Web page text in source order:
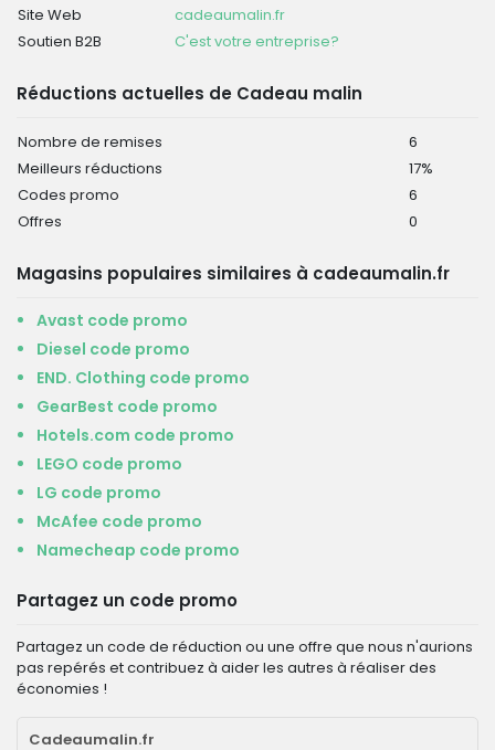
Site Web
cadeaumalin.fr
Soutien B2B
C'est votre entreprise?
Réductions actuelles de Cadeau malin
Nombre de remises
6
Meilleurs réductions
17%
Codes promo
6
Offres
0
Magasins populaires similaires à cadeaumalin.fr
Avast code promo
Diesel code promo
END. Clothing code promo
GearBest code promo
Hotels.com code promo
LEGO code promo
LG code promo
McAfee code promo
Namecheap code promo
Partagez un code promo
Partagez un code de réduction ou une offre que nous n'aurions
pas repérés et contribuez à aider les autres à réaliser des
économies !